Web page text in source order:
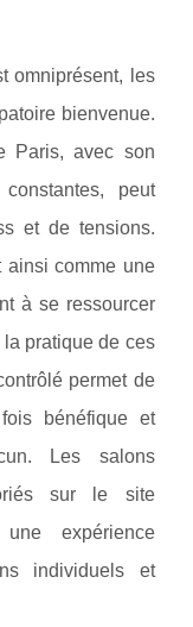
omniprésent, les
bienvenue.
Paris, avec son
peut
et de tensions.
ainsi comme une
à se ressourcer
pratique de ces
permet de
bénéfique et
Les salons
sur le site
expérience
individuels et